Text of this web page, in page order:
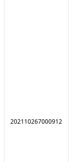
202110267000912